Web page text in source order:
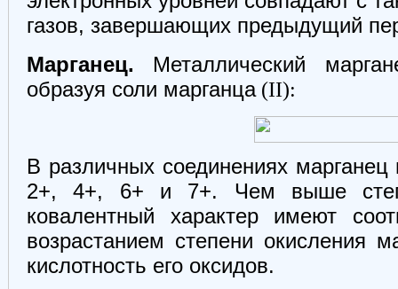
газов, завершающих предыдущий
Марганец.
Металлический
образуя соли марганца (II):
В различных соединениях марганец
2+, 4+, 6+ и 7+. Чем выше
ковалентный характер имеют
возрастанием степени окисления
кислотность его оксидов.